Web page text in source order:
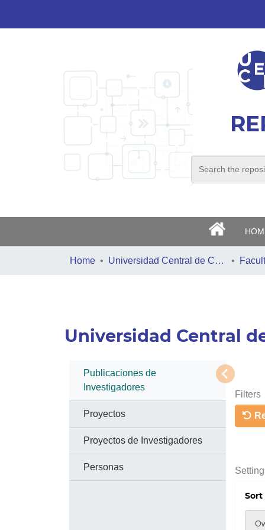
Home Universidad Central de Chile
Universidad Central
Publicaciones de
Investigadores
Proyectos
Proyectos de Investigadores
Personas
Filters
Sort